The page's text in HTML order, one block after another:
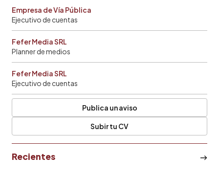
Empresa de Vía Pública
Ejecutivo de cuentas
Fefer Media SRL
Planner de medios
Fefer Media SRL
Ejecutivo de cuentas
Publica un aviso
Subir tu CV
Recientes